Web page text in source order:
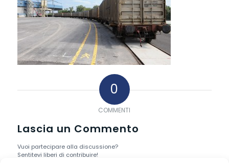
0
COMMENTI
Lascia un Commento
Vuoi partecipare alla discussione?
Sentitevi liberi di contribuire!